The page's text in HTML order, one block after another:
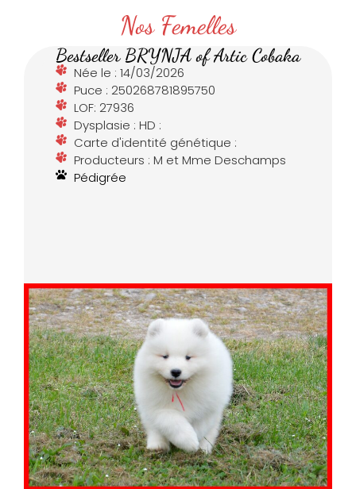
Nos Femelles
Bestseller BRYNJA of Artic Cobaka
Née le : 14/03/2026
Puce : 250268781895750
LOF: 27936
Dysplasie : HD :
Carte d'identité génétique :
Producteurs : M et Mme Deschamps
Pédigrée